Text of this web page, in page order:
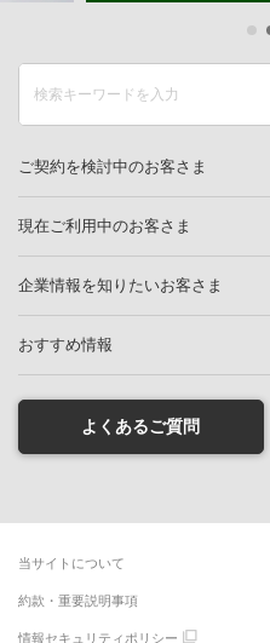
ご契約を検討中のお客さま
現在ご利用中のお客さま
企業情報を知りたいお客さま
おすすめ情報
よくあるご質問
当サイトについて
約款・重要説明事項
情報セキュリティポリシー